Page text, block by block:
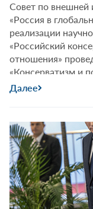
Совет по внешней
«Россия в
реализации
«Российский
отношения»
«Консерватизм и
политике».
Далее